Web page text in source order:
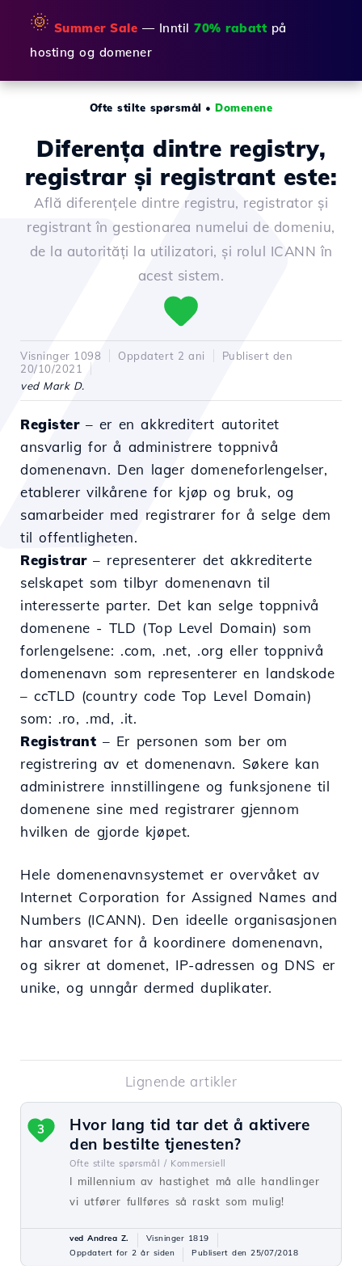
🌞 Summer Sale — Inntil 70% rabatt på
hosting og domener
Ofte stilte spørsmål •Domenene
Diferența dintre registry,
registrar și registrant este:
Află diferențele dintre registru, registrator și
registrant în gestionarea numelui de domeniu,
de la autorități la utilizatori, și rolul ICANN în
acest sistem.
Visninger 1098 Oppdatert 2 ani
Publisert den
20/10/2021
ved Mark D.
Register– er en akkreditert autoritet
ansvarlig for å administrere toppnivå
domenenavn. Den lager domeneforlengelser,
etablerer vilkårene for kjøp og bruk, og
samarbeider med registrarer for å selge dem
til offentligheten.
Registrar– representerer det akkrediterte
selskapet som tilbyr domenenavn til
interesserte parter. Det kan selge toppnivå
domenene - TLD (Top Level Domain) som
forlengelsene: .com, .net, .org eller toppnivå
domenenavn som representerer en landskode
– ccTLD (country code Top Level Domain)
som: .ro, .md, .it.
Registrant – Er personen som ber om
registrering av et domenenavn. Søkere kan
administrere innstillingene og funksjonene til
domenene sine med registrarer gjennom
hvilken de gjorde kjøpet.
Hele domenenavnsystemet er overvåket av
Internet Corporation for Assigned Names and
Numbers (ICANN). Den ideelle organisasjonen
har ansvaret for å koordinere domenenavn,
og sikrer at domenet, IP-adressen og DNS er
unike, og unngår dermed duplikater.
Lignende artikler
Hvor lang tid tar det å aktivere
den bestilte tjenesten?
Ofte stilte spørsmål / Kommersiell
I millennium av hastighet må alle handlinger
vi utfører fullføres så raskt som mulig!
3
ved Andrea Z.
Visninger 1819
Oppdatert for 2 år siden
Publisert den 25/07/2018